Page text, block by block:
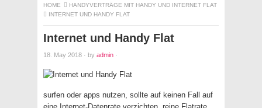
HOME
HANDYVERTRÄGE MIT HANDY UND INTERNET FLAT
INTERNET UND HANDY FLAT
Internet und Handy Flat
18. May 2018 · by admin ·
surfen oder apps nutzen, sollte auf keinen Fall auf